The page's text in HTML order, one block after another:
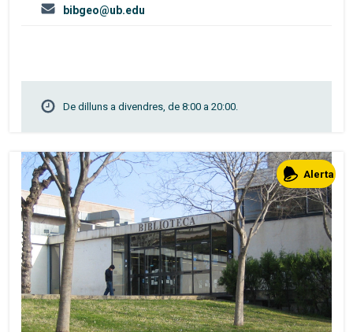
bibgeo@ub.edu
De dilluns a divendres, de 8:00 a 20:00.
Alerta